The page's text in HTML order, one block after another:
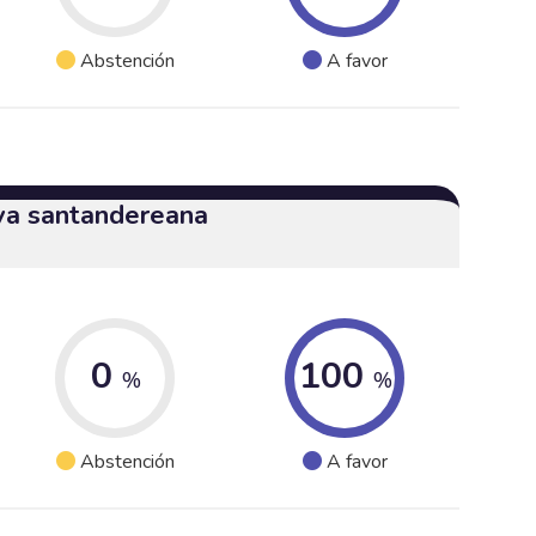
Abstención A favor
santandereana
0 %
Abstención
100 %
A favor